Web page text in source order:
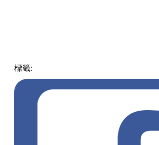
標籤: